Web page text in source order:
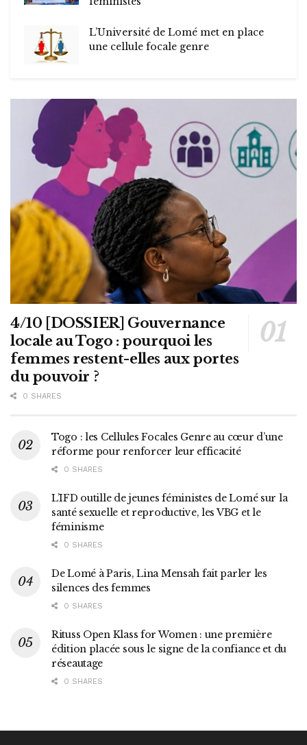
L’Université de Lomé met en place
une cellule focale genre
4/10 [DOSSIER] Gouvernance
locale au Togo : pourquoi les
femmes restent-elles aux portes
du pouvoir ?
0 SHARES
Togo : les Cellules Focales Genre au cœur d’une
réforme pour renforcer leur efficacité
0 SHARES
L’IFD outille de jeunes féministes de Lomé sur la
santé sexuelle et reproductive, les VBG et le
féminisme
0 SHARES
De Lomé à Paris, Lina Mensah fait parler les
silences des femmes
0 SHARES
Rituss Open Klass for Women : une première
édition placée sous le signe de la confiance et du
réseautage
0 SHARES